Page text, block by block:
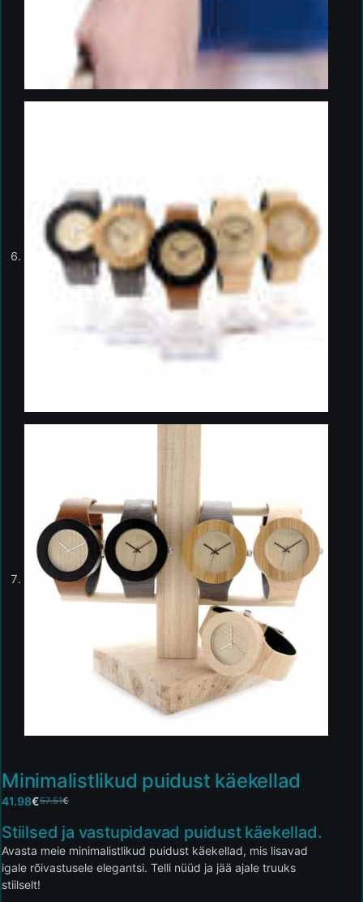
Minimalistlikud puidust käekellad
57.51€
41.98€
Stiilsed ja vastupidavad puidust käekellad.
Avasta meie minimalistlikud puidust käekellad, mis lisavad
igale rõivastusele elegantsi. Telli nüüd ja jää ajale truuks
stiilselt!